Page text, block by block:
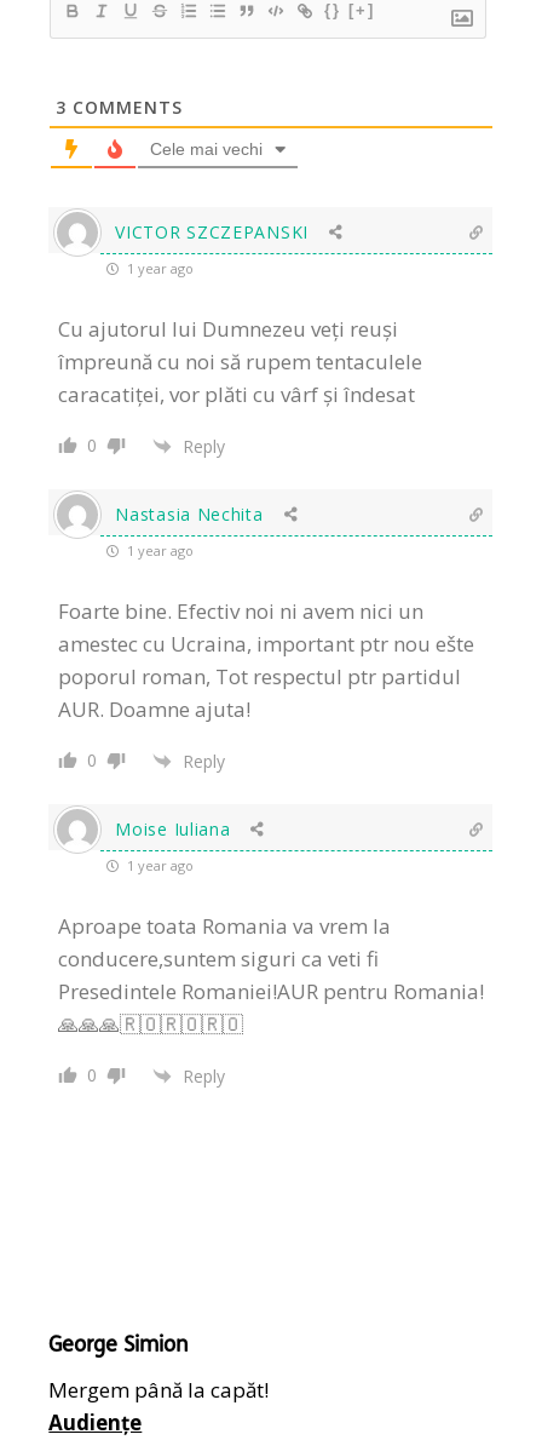
{} [+]
3 COMMENTS
Cele mai vechi
VICTOR SZCZEPANSKI
1 year ago
Cu ajutorul lui Dumnezeu veți reuși
împreună cu noi să rupem tentaculele
caracatiței, vor plăti cu vârf și îndesat
0 Reply
Nastasia Nechita
1 year ago
Foarte bine. Efectiv noi ni avem nici un
amestec cu Ucraina, important ptr nou ešte
poporul roman, Tot respectul ptr partidul
AUR. Doamne ajuta!
0 Reply
Moise Iuliana
1 year ago
Aproape toata Romania va vrem la
conducere,suntem siguri ca veti fi
Presedintele Romaniei!AUR pentru Romania!
🙏🙏🙏🇷🇴🇷🇴🇷🇴
0 Reply
George Simion
Mergem până la capăt!
Audiențe